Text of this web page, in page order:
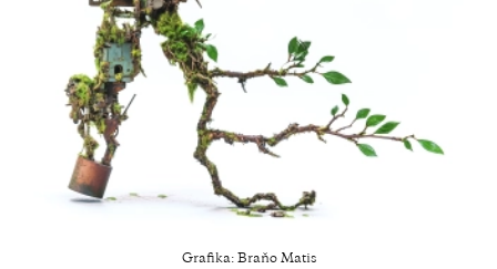
Grafika: Braňo Matis